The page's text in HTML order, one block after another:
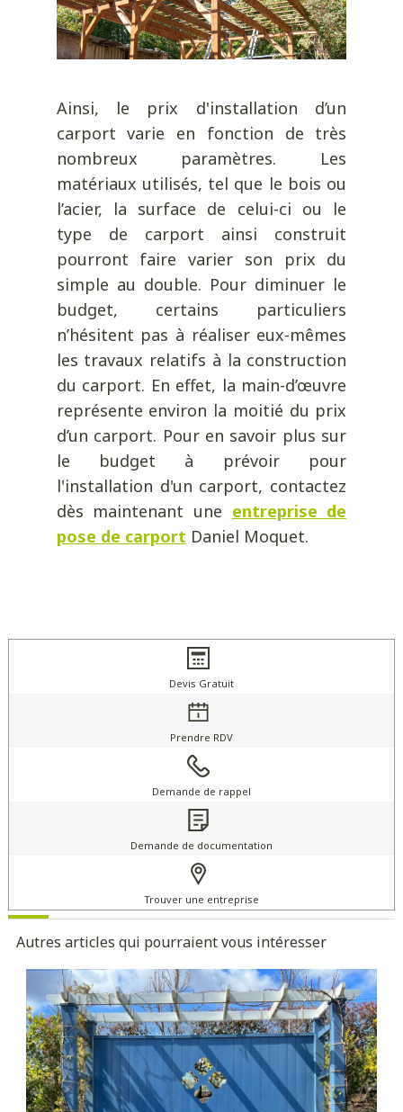
Ainsi, le prix d'installation d’un
carport varie en fonction de très
nombreux paramètres. Les
matériaux utilisés, tel que le bois ou
l’acier, la surface de celui-ci ou le
type de carport ainsi construit
pourront faire varier son prix du
simple au double. Pour diminuer le
budget, certains particuliers
n’hésitent pas à réaliser eux-mêmes
les travaux relatifs à la construction
du carport. En effet, la main-d’œuvre
représente environ la moitié du prix
d’un carport. Pour en savoir plus sur
le budget à prévoir pour
l'installation d'un carport, contactez
dès maintenant une entreprise de
pose de carport Daniel Moquet.
Devis Gratuit
Prendre RDV
Demande de rappel
Demande de documentation
Trouver une entreprise
Autres articles qui pourraient vous intéresser